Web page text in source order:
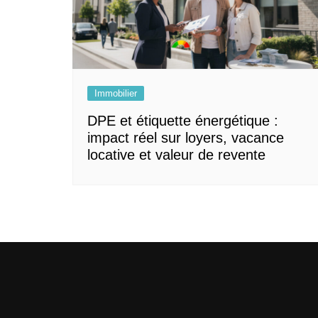
Immobilier
DPE et étiquette énergétique :
impact réel sur loyers, vacance
locative et valeur de revente